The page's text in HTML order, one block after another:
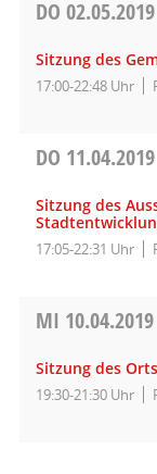
DO 02.05.2019
Sitzung des
17:00-22:48 Uhr
DO 11.04.2019
Sitzung des
17:05-22:31 Uhr
MI 10.04.2019
Sitzung des
19:30-21:30 Uhr